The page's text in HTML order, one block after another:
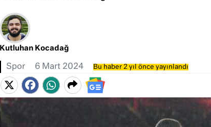
Kutluhan Kocadağ
Spor 6 Mart 2024 Bu haber 2 yıl önce yayınlandı